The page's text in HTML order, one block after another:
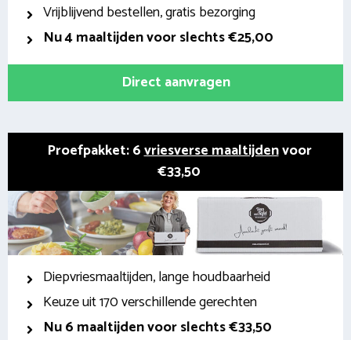
Vrijblijvend bestellen, gratis bezorging
Nu4 maaltijden voor slechts €25,00
Direct aanvragen
Proefpakket: 6vriesverse maaltijdenvoor
€33,50
Diepvriesmaaltijden, lange houdbaarheid
Keuze uit 170 verschillende gerechten
Nu 6 maaltijden voor slechts €33,50